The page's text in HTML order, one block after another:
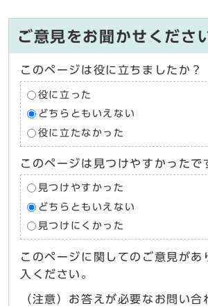
ご意見をお聞かせくださ
このページは役に立ちましたか？
役に立った
どちらともいえない
役に立たなかった
このページは見つけやすかったで
見つけやすかった
どちらともいえない
見つけにくかった
このページに関してのご意見があ
入ください。
（注意）お答えが必要なお問い合